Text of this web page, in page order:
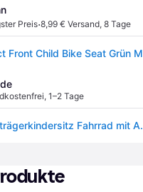
Preis·8,99 € Versand, 8 Tage
, 1–2 Tage
Urban Iki